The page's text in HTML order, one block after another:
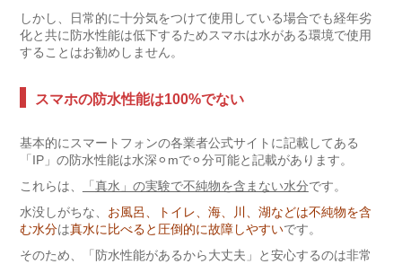
しかし、日常的に十分気をつけて使用している場合でも経年劣
化と共に防水性能は低下するためスマホは水がある環境で使用
することはお勧めしません。
スマホの防水性能は100%でない
基本的にスマートフォンの各業者公式サイトに記載してある
「IP」の防水性能は水深⚪︎mで⚪︎分可能と記載があります。
これらは、
「真水」の実験で不純物を含まない水分です。
水没しがちな、 お風呂、トイレ、海、川、湖などは不純物を含
む水分は真水に比べると圧倒的に故障しやすいです。
そのため、「防水性能があるから大丈夫」と安心するのは非常